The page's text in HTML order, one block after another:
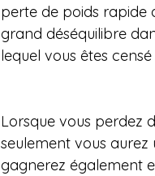
perte de poids rapide
grand déséquilibre
lequel vous êtes censé
Lorsque vous perdez
seulement vous aurez
gagnerez également